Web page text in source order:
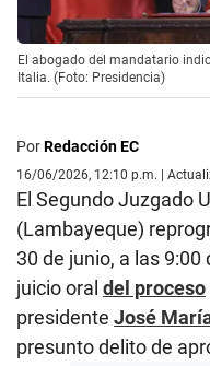
El abogado del mandatario
Italia. (Foto: Presidencia)
PorRedacción EC
16/06/2026, 12:10 p.m. |
El Segundo Juzgado
(Lambayeque)
30 de junio, a las
juicio oral del proceso
presidente José
presunto delito de